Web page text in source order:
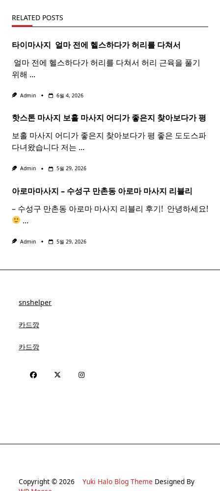
RELATED POSTS
타이마사지 ​ 얼마 전에 헬스하다가 허리를 다쳐서
​ 얼마 전에 헬스하다가 허리를 다쳐서 허리 근육을 풀기
위해 ...
Admin 6월 4, 2026
핫스톤 마사지 보홀 마사지 어디가 좋은지 찾아보다가 평
보홀 마사지 어디가 좋은지 찾아보다가 평 좋은 도도스파
다녀왔습니다 저는 ...
Admin 5월 29, 2026
아로마마사지 – 수성구 만촌동 아로마 마사지 리블리
– 수성구 만촌동 아로마 마사지 리블리 후기! ​ 안녕하세요!
...
Admin 5월 29, 2026
snshelper
카드깡
카드깡
Copyright © 2026 Yuki Halo Blog Theme Designed By